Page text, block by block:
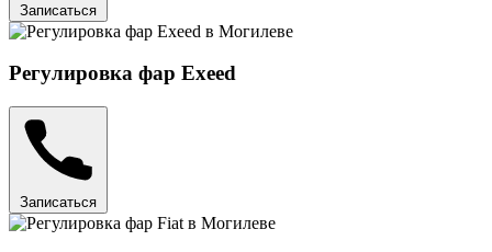
Записаться
Регулировка фар Exeed
Записаться